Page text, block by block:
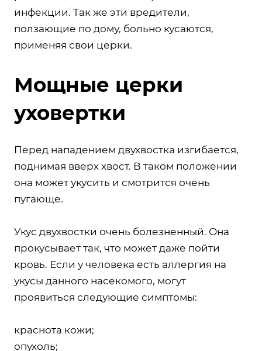
инфекции. Так же эти вредители,
ползающие по дому, больно кусаются,
применяя свои церки.
Мощные церки
уховертки
Перед нападением двухвостка изгибается,
поднимая вверх хвост. В таком положении
она может укусить и смотрится очень
пугающе.
Укус двухвостки очень болезненный. Она
прокусывает так, что может даже пойти
кровь. Если у человека есть аллергия на
укусы данного насекомого, могут
проявиться следующие симптомы:
краснота кожи;
опухоль;